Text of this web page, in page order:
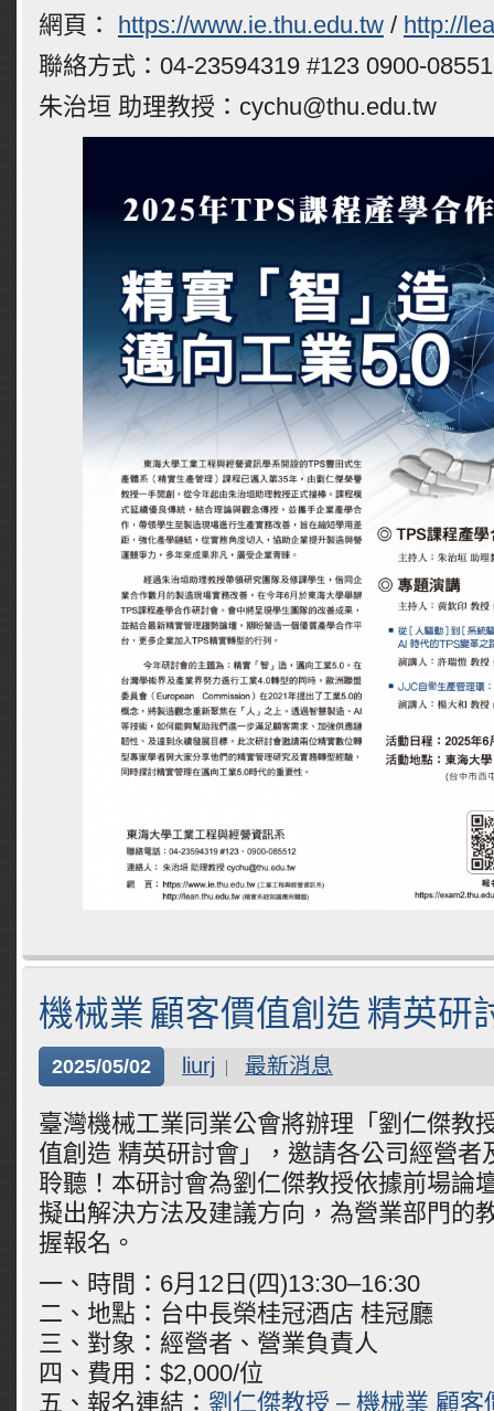
網頁： https://www.ie.thu.edu.tw / http://
聯絡方式：04-23594319 #123 0900-
朱治垣 助理教授：cychu@thu.edu.tw
機械業 顧客價值創造 精英研
2025/05/02 liurj 最新消息
臺灣機械工業同業公會將辦理「劉仁傑教
值創造 精英研討會」，邀請各公司經營者
聆聽！本研討會為劉仁傑教授依據前場論
擬出解決方法及建議方向，為營業部門的
握報名。
一、時間：6月12日(四)13:30–16:30
二、地點：台中長榮桂冠酒店 桂冠廳
三、對象：經營者、營業負責人
四、費用：$2,000/位
五、報名連結： 劉仁傑教授 – 機械業 顧客